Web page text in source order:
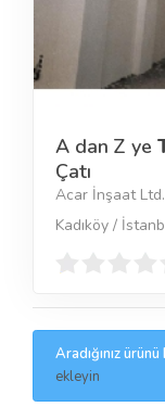
A dan Z ye
Çatı
Acar İnşaat
Kadıköy /
Aradığınız
ekleyin